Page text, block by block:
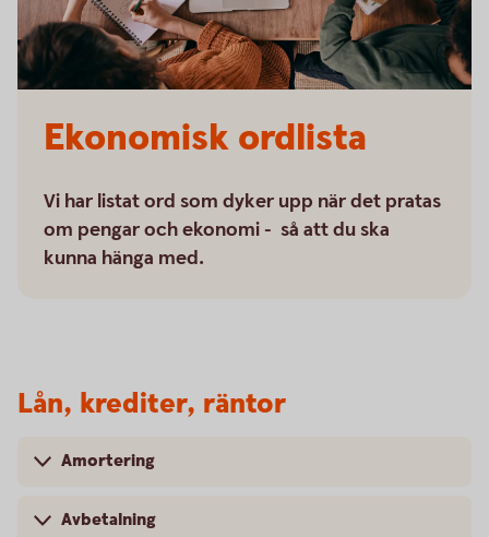
Ekonomisk ordlista
Vi har listat ord som dyker upp när det pratas
om pengar och ekonomi - så att du ska
kunna hänga med.
Lån, krediter, räntor
Amortering
Avbetalning